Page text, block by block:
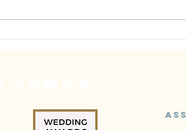
7 Dicas para te Tornares